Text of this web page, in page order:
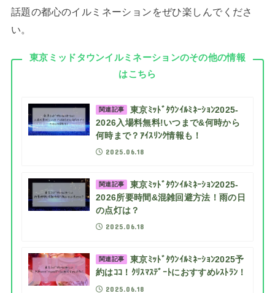
話題の都心のイルミネーションをぜひ楽しんでくださ
い。
東京ミッドタウンイルミネーションのその他の情報
はこちら
関連記事
東京ﾐｯﾄﾞﾀｳﾝｲﾙﾐﾈｰｼｮﾝ2025-
2026入場料無料!いつまで&何時から
何時まで？ｱｲｽﾘﾝｸ情報も！
2025.06.18
関連記事
東京ﾐｯﾄﾞﾀｳﾝｲﾙﾐﾈｰｼｮﾝ2025-
2026所要時間&混雑回避方法！雨の日
の点灯は？
2025.06.18
関連記事
東京ﾐｯﾄﾞﾀｳﾝｲﾙﾐﾈｰｼｮﾝ2025予
約はｺｺ！ｸﾘｽﾏｽﾃﾞｰﾄにおすすめﾚｽﾄﾗﾝ！
2025.06.18